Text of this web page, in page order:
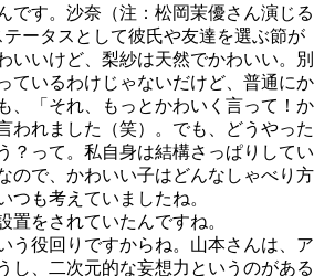
です。沙奈（注：松岡茉優さん演じる
ータスとして彼氏や友達を選ぶ節が
いいけど、梨紗は天然でかわいい。別
ているわけじゃないだけど、普通にか
、「それ、もっとかわいく言って！か
われました（笑）。でも、どうやった
？って。私自身は結構さっぱりしてい
ので、かわいい子はどんなしゃべり方
つも考えていましたね。
置をされていたんですね。
う役回りですからね。山本さんは、ア
し、二次元的な妄想力というのがある